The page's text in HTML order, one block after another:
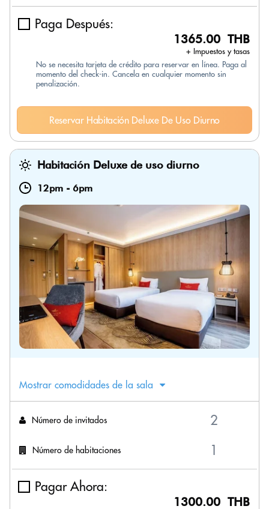
Paga Después:
1365.00 THB
+ Impuestos y tasas
No se necesita tarjeta de crédito para reservar en línea. Paga al
momento del check-in. Cancela en cualquier momento sin
penalización.
Reservar Habitación Deluxe De Uso Diurno
Habitación Deluxe de uso diurno
12pm - 6pm
Mostrar comodidades de la sala
Número de invitados
Número de habitaciones
Pagar Ahora:
1300.00 THB